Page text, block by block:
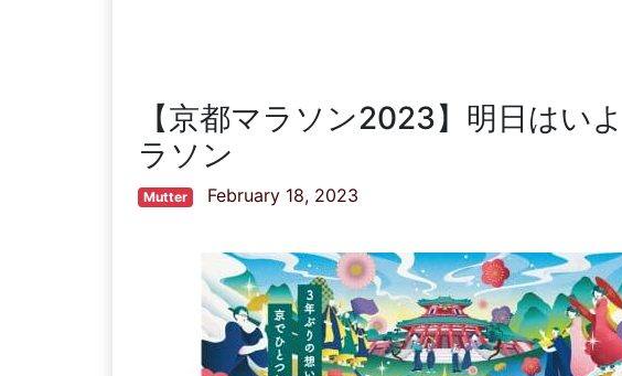
【京都マラソン2023】明日はい
ラソン
Mutter February 18, 2023